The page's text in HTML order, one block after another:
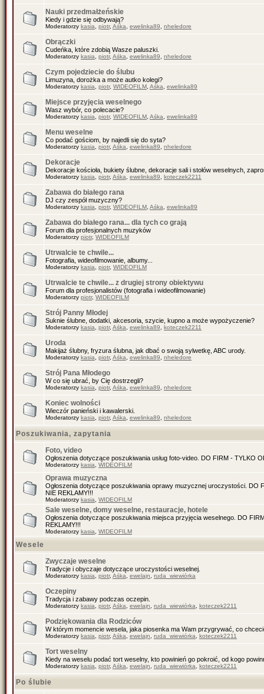
Nauki przedmałżeńskie
Kiedy i gdzie się odbywają?
Moderatorzy kasia piotr, Aśka ewelinka89 nheledore
Obrączki
Cudeńka, które zdobią Wasze paluszki.
Moderatorzy kasia piotr, Aśka ewelinka89 nheledore
Czym pojedziecie do ślubu
Limuzyna, dorożka a może autko kolegi?
Moderatorzy kasia piotr, WIDEOFILM Aśka ewelinka89
Miejsce przyjęcia weselnego
Wasz wybór, co polecacie?
Moderatorzy kasia piotr, WIDEOFILM Aśka ewelinka89
Menu weselne
Co podać gościom, by najedli się do syta?
Moderatorzy kasia piotr, Aśka ewelinka89 nheledore
Dekoracje
Dekoracje kościoła, bukiety ślubne, dekoracje sali i stołów weselnych,
Moderatorzy kasia piotr, Aśka ewelinka89 koteczek2211
Zabawa do białego rana
DJ czy zespół muzyczny?
Moderatorzy kasia piotr, WIDEOFILM Aśka ewelinka89
Zabawa do białego rana... dla tych co grają
Forum dla profesjonalnych muzyków
Moderatorzy piotr, WIDEOFILM
Utrwalcie te chwile...
Fotografia, wideofilmowanie, albumy...
Moderatorzy kasia piotr, WIDEOFILM
Utrwalcie te chwile... z drugiej strony obiektywu
Forum dla profesjonalistów (fotografia i wideofilmowanie)
Moderatorzy piotr, WIDEOFILM
Strój Panny Młodej
Suknie ślubne, dodatki, akcesoria, szycie, kupno a może wypożyczenie?
Moderatorzy kasia piotr, Aśka ewelinka89 koteczek2211
Uroda
Makijaż ślubny, fryzura ślubna, jak dbać o swoją sylwetkę, ABC urody.
Moderatorzy kasia piotr, Aśka ewelinka89 nheledore
Strój Pana Młodego
W co się ubrać, by Cię dostrzegli?
Moderatorzy kasia piotr, Aśka ewelinka89 nheledore
Koniec wolności
Wieczór panieński i kawalerski.
Moderatorzy kasia piotr, Aśka ewelinka89 nheledore
Poszukiwania, zapytania
Foto, video
Ogłoszenia dotyczące poszukiwania usług foto-video. DO FIRM - TYLKO
Moderatorzy kasia WIDEOFILM
Oprawa muzyczna
Ogłoszenia dotyczące poszukiwania oprawy muzycznej uroczystości. DO
NIE REKLAMY!!!
Moderatorzy kasia WIDEOFILM
Sale weselne, domy weselne, restauracje, hotele
Ogłoszenia dotyczące poszukiwania miejsca przyjęcia weselnego. DO
REKLAMY!!!
Moderatorzy kasia WIDEOFILM
Wesele
Zwyczaje weselne
Tradycje i obyczaje dotyczące uroczystości weselnej.
Moderatorzy kasia piotr, Aśka ewelajn ruda_wiewiórka
Oczepiny
Tradycja i zabawy podczas oczepin.
Moderatorzy kasia piotr, Aśka ewelajn ruda_wiewiórka koteczek2211
Podziękowania dla Rodziców
W którym momencie wesela, jaka piosenka ma Wam przygrywać, co
Moderatorzy kasia piotr, Aśka ewelajn ruda_wiewiórka koteczek2211
Tort weselny
Kiedy na weselu podać tort weselny, kto powinień go pokroić, od kogo
Moderatorzy kasia piotr, Aśka ewelajn ruda_wiewiórka koteczek2211
Po ślubie